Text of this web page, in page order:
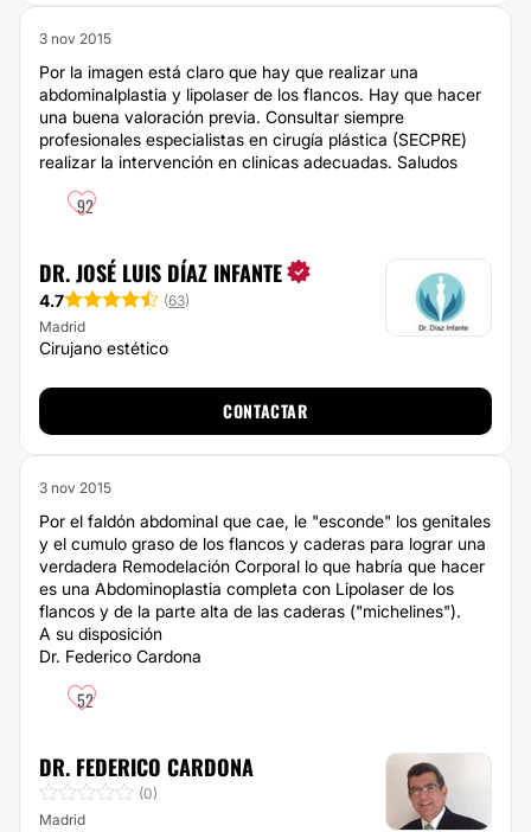
3 nov 2015
Por la imagen está claro que hay que realizar una
abdominalplastia y lipolaser de los flancos. Hay que hacer
una buena valoración previa. Consultar siempre
profesionales especialistas en cirugía plástica (SECPRE)
realizar la intervención en clinicas adecuadas. Saludos
92
DR. JOSÉ LUIS DÍAZ INFANTE
4.7 (63)
Madrid
Cirujano estético
CONTACTAR
3 nov 2015
Por el faldón abdominal que cae, le "esconde" los genitales
y el cumulo graso de los flancos y caderas para lograr una
verdadera Remodelación Corporal lo que habría que hacer
es una Abdominoplastia completa con Lipolaser de los
flancos y de la parte alta de las caderas ("michelines").
A su disposición
Dr. Federico Cardona
52
DR. FEDERICO CARDONA
(0)
Madrid